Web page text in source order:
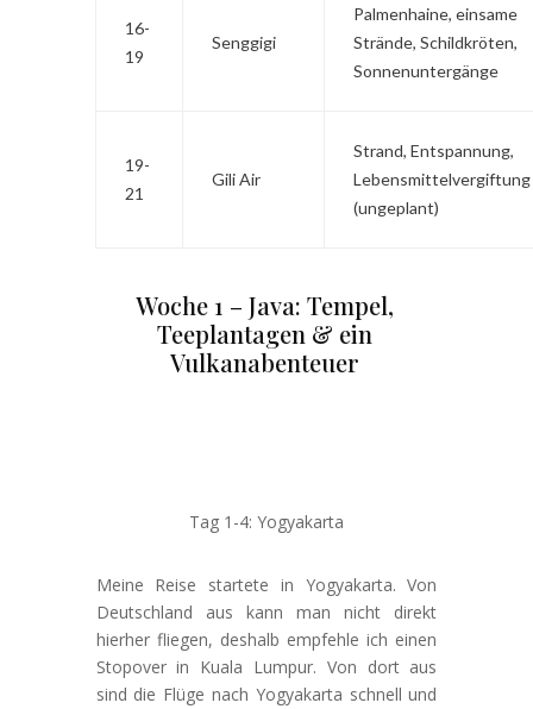
16-
19
Senggigi
Palmenhaine, einsame
Strände, Schildkröten,
Sonnenuntergänge
19-
21
Gili Air
Strand, Entspannung,
Lebensmittelvergiftung
(ungeplant)
Woche 1 – Java: Tempel,
Teeplantagen & ein
Vulkanabenteuer
Tag 1-4: Yogyakarta
Meine Reise startete in Yogyakarta. Von
Deutschland aus kann man nicht direkt
hierher fliegen, deshalb empfehle ich einen
Stopover in Kuala Lumpur. Von dort aus
sind die Flüge nach Yogyakarta schnell und